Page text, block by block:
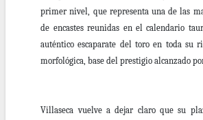
primer nivel, que representa una de las
de encastes reunidas en el calendario
auténtico escaparate del toro en toda su
morfológica, base del prestigio alcanzado
Villaseca vuelve a dejar claro que su